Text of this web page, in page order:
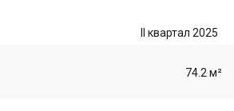
II квартал 2025
74.2 м²